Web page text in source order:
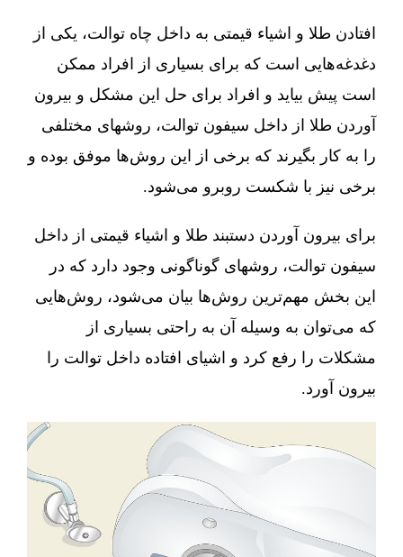
افتادن طلا و اشیاء قیمتی به داخل چاه توالت، یکی از
دغدغه‌هایی است که برای بسیاری از افراد ممکن
است پیش بیاید و افراد برای حل این مشکل و بیرون
آوردن طلا از داخل سیفون توالت، روشهای مختلفی
را به کار بگیرند که برخی از این روش‌ها موفق بوده و
برخی نیز با شکست روبرو می‌شود.
برای بیرون آوردن دستبند طلا و اشیاء قیمتی از داخل
سیفون توالت، روشهای گوناگونی وجود دارد که در
این بخش مهم‌ترین روش‌ها بیان می‌شود، روش‌هایی
که می‌توان به وسیله آن به راحتی بسیاری از
مشکلات را رفع کرد و اشیای افتاده داخل توالت را
بیرون آورد.